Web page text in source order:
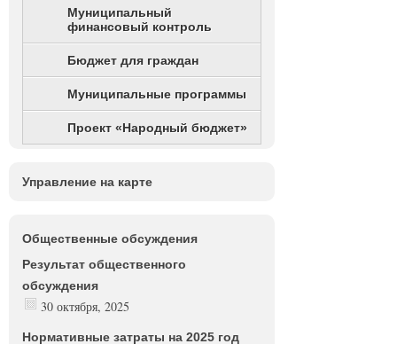
Муниципальный
финансовый контроль
Бюджет для граждан
Муниципальные программы
Проект «Народный бюджет»
Управление на карте
Общественные обсуждения
Результат общественного
обсуждения
30 октября, 2025
Нормативные затраты на 2025 год